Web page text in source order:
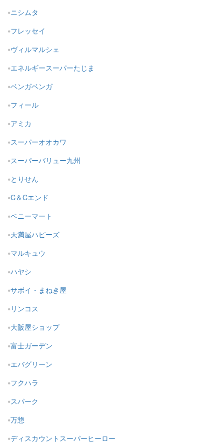
ニシムタ
フレッセイ
ヴィルマルシェ
エネルギースーパーたじま
ベンガベンガ
フィール
アミカ
スーパーオオカワ
スーパーバリュー九州
とりせん
C＆Cエンド
ベニーマート
天満屋ハピーズ
マルキュウ
ハヤシ
サボイ・まねき屋
リンコス
大阪屋ショップ
富士ガーデン
エバグリーン
フクハラ
スパーク
万惣
ディスカウントスーパーヒーロー